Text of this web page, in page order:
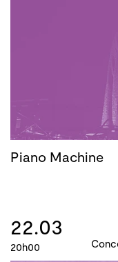
Piano Machine
22.03
20h00